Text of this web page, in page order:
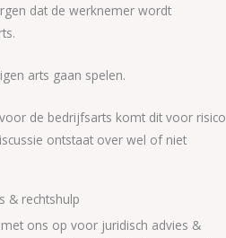
& rechtshulp
ons op voor juridisch advies &
dat de werknemer wordt
arts gaan spelen.
de bedrijfsarts komt dit voor risico
ontstaat over wel of niet